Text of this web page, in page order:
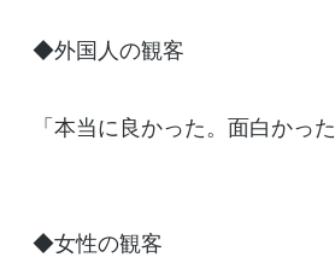
◆外国人の観客
「本当に良かった。面白かった
◆女性の観客